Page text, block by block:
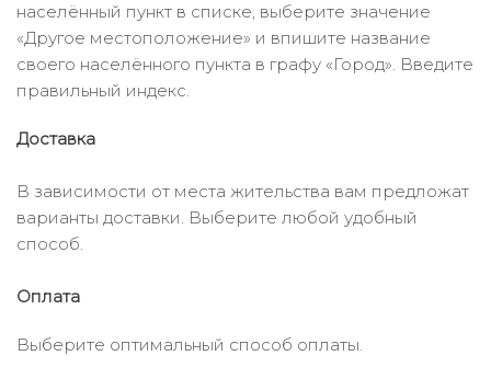
населённый пункт в списке, выберите значение
«Другое местоположение» и впишите название
своего населённого пункта в графу «Город». Введите
правильный индекс.
Доставка
В зависимости от места жительства вам предложат
варианты доставки. Выберите любой удобный
способ.
Оплата
Выберите оптимальный способ оплаты.